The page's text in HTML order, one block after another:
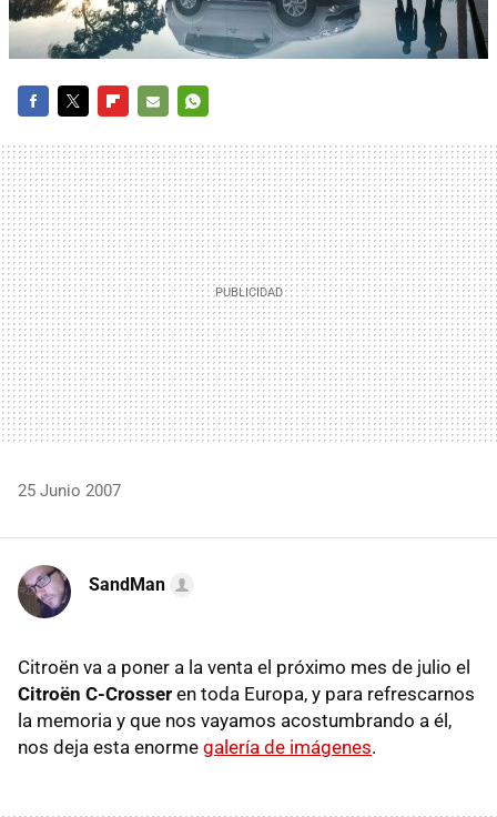
MAIL
25 Junio 2007
SandMan
Citroën va a poner a la venta el próximo mes de julio el
Citroën C-Crosser en toda Europa, y para refrescarnos
la memoria y que nos vayamos acostumbrando a él,
nos deja esta enorme galería de imágenes.